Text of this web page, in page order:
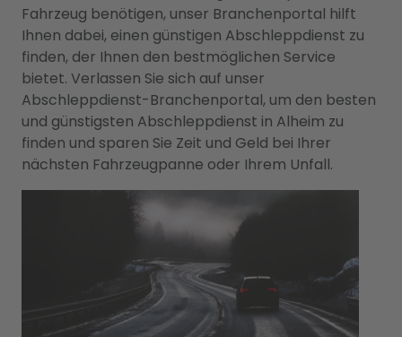
Fahrzeug benötigen, unser Branchenportal hilft
Ihnen dabei, einen günstigen Abschleppdienst zu
finden, der Ihnen den bestmöglichen Service
bietet. Verlassen Sie sich auf unser
Abschleppdienst-Branchenportal, um den besten
und günstigsten Abschleppdienst in Alheim zu
finden und sparen Sie Zeit und Geld bei Ihrer
nächsten Fahrzeugpanne oder Ihrem Unfall.